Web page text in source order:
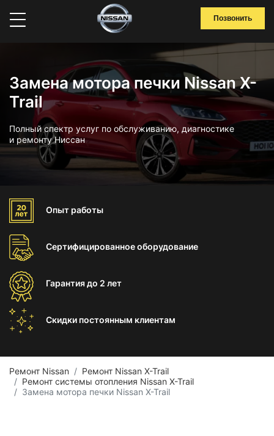
Позвонить
Замена мотора печки Nissan X-
Trail
Полный спектр услуг по обслуживанию, диагностике
и ремонту Ниссан
Опыт работы
Сертифицированноеоборудование
Гарантиядо 2 лет
Скидки постоянным клиентам
Ремонт Nissan
Ремонт Nissan X-Trail
Ремонт системы отопления Nissan X-Trail
Замена мотора печки Nissan X-Trail